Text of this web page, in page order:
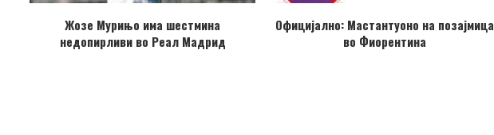
Жозе Мурињо има шестмина
недопирливи во Реал Мадрид
Официјално: Мастантуоно на позајмица
во Фиорентина